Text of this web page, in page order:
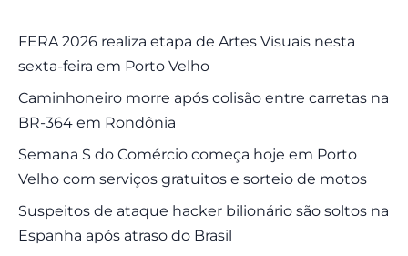
FERA 2026 realiza etapa de Artes Visuais nesta
sexta-feira em Porto Velho
Caminhoneiro morre após colisão entre carretas na
BR-364 em Rondônia
Semana S do Comércio começa hoje em Porto
Velho com serviços gratuitos e sorteio de motos
Suspeitos de ataque hacker bilionário são soltos na
Espanha após atraso do Brasil